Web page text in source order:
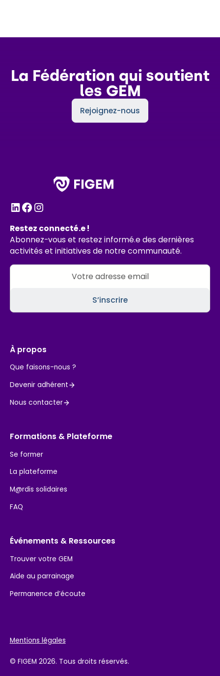
La Fédération qui soutient
les GEM
Rejoignez-nous
Restez connecté.e !
Abonnez-vous et restez informé.e des dernières
activités et initiatives de notre communauté.
À propos
Que faisons-nous ?
Devenir adhérent
Nous contacter
Formations & Plateforme
Se former
La plateforme
M@rdis solidaires
FAQ
Événements & Ressources
Trouver votre GEM
Aide au parrainage
Permanence d’écoute
© FIGEM 2026. Tous droits réservés.
Mentions légales